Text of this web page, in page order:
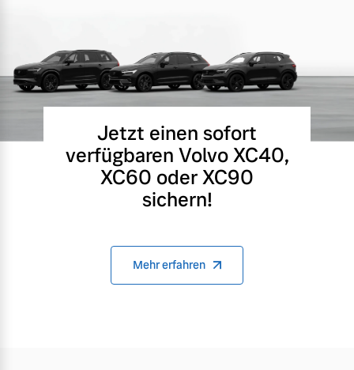
Jetzt einen sofort
verfügbaren Volvo XC40,
XC60 oder XC90
sichern!
Mehr erfahren